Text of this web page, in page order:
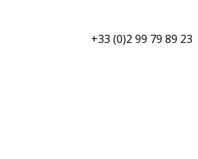
+33 (0)2 99 79 89 23